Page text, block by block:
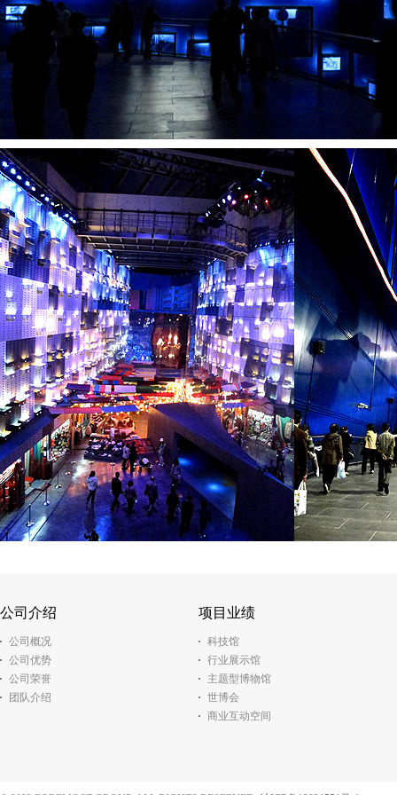
公司介绍
公司概况
公司优势
公司荣誉
团队介绍
项目业绩
科技馆
行业展示馆
主题型博物馆
世博会
商业互动空间